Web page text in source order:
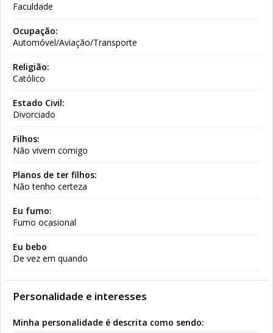
Faculdade
Ocupação:
Automóvel/Aviação/Transporte
Religião:
Católico
Estado Civil:
Divorciado
Filhos:
Não vivem comigo
Planos de ter filhos:
Não tenho certeza
Eu fumo:
Fumo ocasional
Eu bebo
De vez em quando
Personalidade e interesses
Minha personalidade é descrita como sendo: